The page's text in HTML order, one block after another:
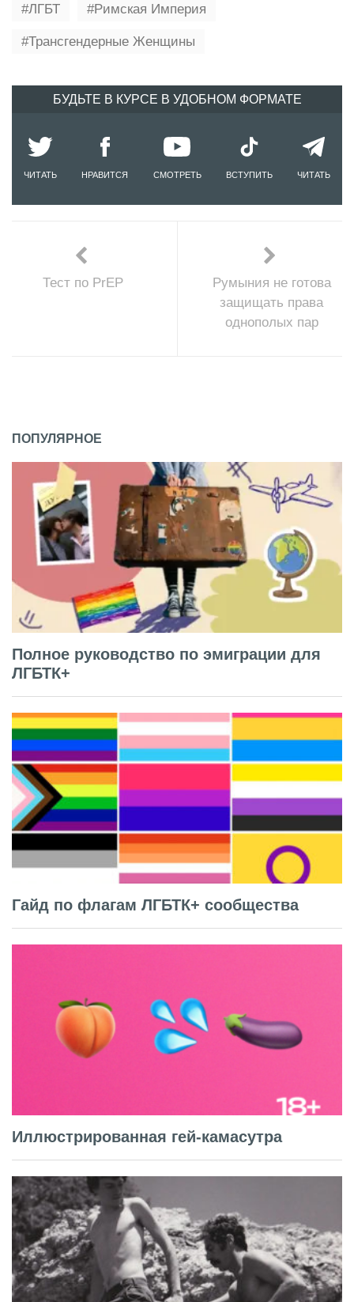
ЛГБТ
Римская Империя
Трансгендерные Женщины
БУДЬТЕ В КУРСЕ В УДОБНОМ ФОРМАТЕ
ЧИТАТЬ НРАВИТСЯ СМОТРЕТЬ ВСТУПИТЬ ЧИТАТЬ
Тест по PrEP
Румыния не готова
защищать права
однополых пар
ПОПУЛЯРНОЕ
Полное руководство по эмиграции для
ЛГБТК+
Гайд по флагам ЛГБТК+ сообщества
Иллюстрированная гей-камасутра